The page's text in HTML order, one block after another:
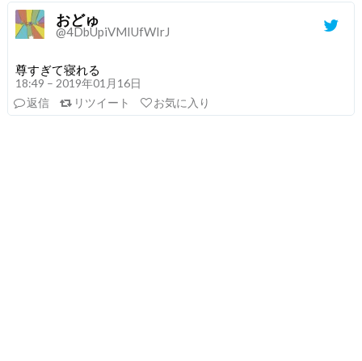
おどゅ
@4DbUpiVMIUfWIrJ
尊すぎて寝れる
18:49 – 2019年01月16日
返信
リツイート お気に入り